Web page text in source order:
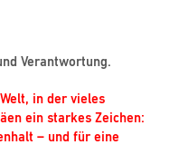
Verantwortung.
in der vieles
ein starkes Zeichen:
– und für eine